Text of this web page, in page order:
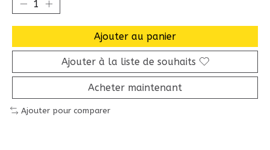
Ajouter au panier
Ajouter à la liste de souhaits
Acheter maintenant
Ajouter pour comparer